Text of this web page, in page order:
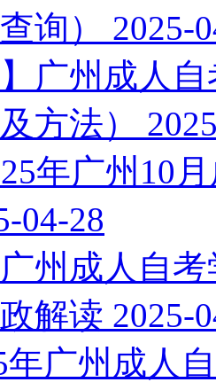
询）
2025-
】广州成人
方法）
年广州10
04-28
广州成人自
解读 2025-
年广州成人